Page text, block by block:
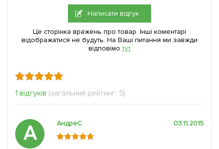
Написати відгук
Це сторінка вражень про товар. Інші коментарі
відображатися не будуть. На Ваші питання ми завжди
відповімо тут
1 відгуків (загальний рейтинг: 5)
А АндреС 03.11.2015